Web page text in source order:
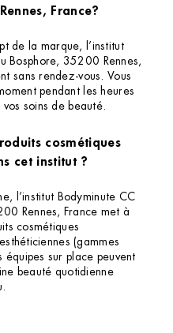
France?
de la marque, l’institut
Bosphore, 35200 Rennes,
sans rendez-vous. Vous
pendant les heures
soins de beauté.
cosmétiques
cet institut ?
l’institut Bodyminute CC
Rennes, France met à
cosmétiques
(gammes
équipes sur place peuvent
beauté quotidienne